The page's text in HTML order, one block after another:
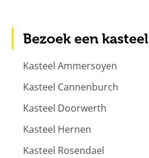
Bezoek een kasteel
Kasteel Ammersoyen
Kasteel Cannenburch
Kasteel Doorwerth
Kasteel Hernen
Kasteel Rosendael